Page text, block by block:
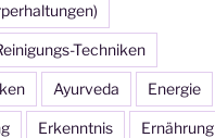
Techniken
Ayurveda Energie
Erkenntnis Ernährung